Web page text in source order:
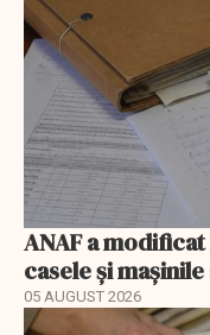
ANAF a
casele și
05 AUGUST 2026